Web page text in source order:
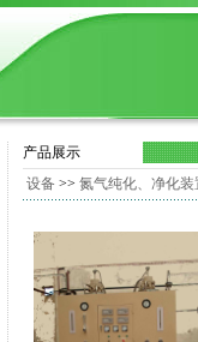
产品展示
设备 >> 氮气纯化、净化装